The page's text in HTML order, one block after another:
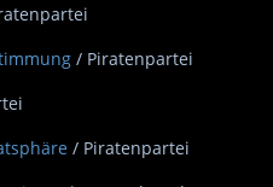
/ Piratenpartei
/ Piratenpartei